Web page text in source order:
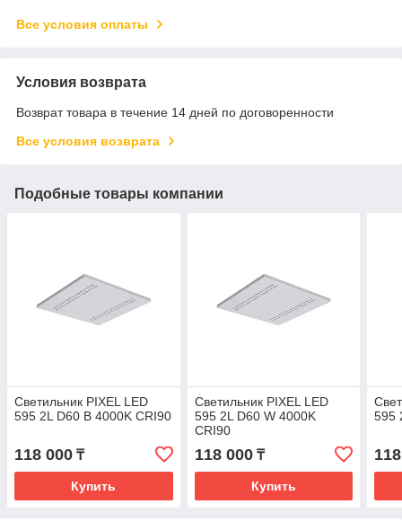
Все условия оплаты
Условия возврата
Возврат товара в течение 14 дней по договоренности
Все условия возврата
Подобные товары компании
Светильник PIXEL LED
595 2L D60 B 4000K CRI90
118 000 ₸
Купить
Светильник PIXEL LED
595 2L D60 W 4000K
CRI90
118 000₸
Купить
595